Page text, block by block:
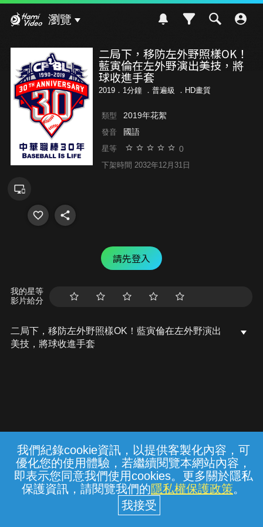
我們紀錄cookie資訊，以提供客製化內容，可
優化您的使用體驗，若繼續閱覽本網站內容，
即表示您同意我們使用cookies。更多關於隱私
保護資訊，請閱覽我們的隱私權保護政策。
瀏覽
二局下，移防左外野照樣OK！
藍寅倫在左外野演出美技，將
球收進手套
2019．1分鐘 ． 普遍級 ．HD畫質
類型 2019年花絮
發音 國語
星等 0
下架時間 2032年12月31日
請先登入
我的星等
影片給分
二局下，移防左外野照樣OK！藍寅倫在左外野演出
美技，將球收進手套
常見問題 線上客服 服務條款 隱私權保護
中華電信股份有限公司個人家庭分公司
(統一編號：96979949) © 2026
{{notifyMsg}}